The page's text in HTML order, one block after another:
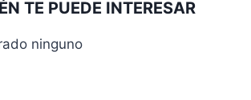
TE PUEDE INTERESAR
ninguno